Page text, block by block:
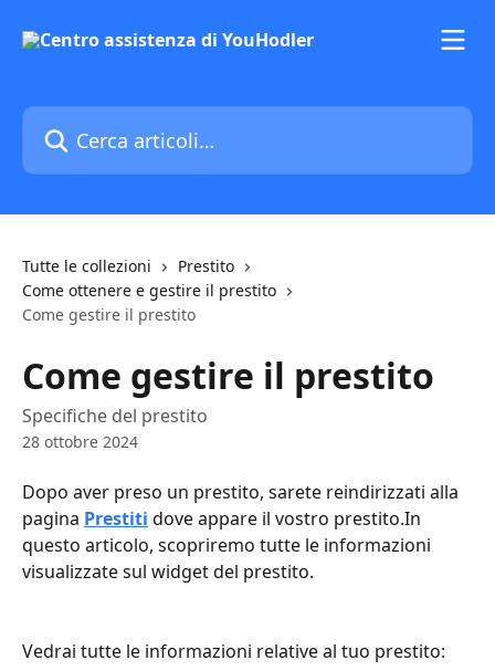
Cerca articoli…
Tutte le collezioni
Prestito
Come ottenere e gestire il prestito
Come gestire il prestito
Come gestire il prestito
Specifiche del prestito
28 ottobre 2024
Dopo aver preso un prestito, sarete reindirizzati alla
pagina Prestiti dove appare il vostro prestito.In
questo articolo, scopriremo tutte le informazioni
visualizzate sul widget del prestito.
Vedrai tutte le informazioni relative al tuo prestito: